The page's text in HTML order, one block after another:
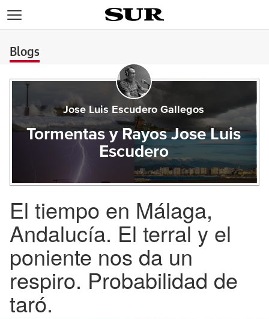
Blogs
Jose Luis Escudero Gallegos
Tormentas y Rayos Jose Luis
Escudero
El tiempo en Málaga,
Andalucía. El terral y el
poniente nos da un
respiro. Probabilidad de
taró.